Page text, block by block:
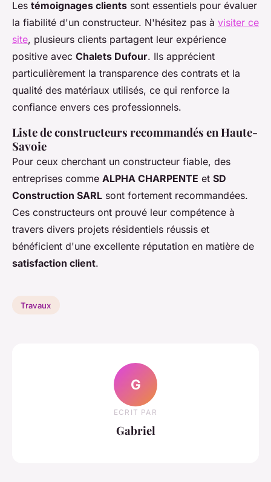
Les témoignages clients sont essentiels pour évaluer
la fiabilité d'un constructeur. N'hésitez pas à visiter ce
site, plusieurs clients partagent leur expérience
positive avec Chalets Dufour. Ils apprécient
particulièrement la transparence des contrats et la
qualité des matériaux utilisés, ce qui renforce la
confiance envers ces professionnels.
Liste de constructeurs recommandés en Haute-
Savoie
Pour ceux cherchant un constructeur fiable, des
entreprises comme ALPHA CHARPENTE et SD
Construction SARL sont fortement recommandées.
Ces constructeurs ont prouvé leur compétence à
travers divers projets résidentiels réussis et
bénéficient d'une excellente réputation en matière de
satisfaction client.
Travaux
G
ECRIT PAR
Gabriel